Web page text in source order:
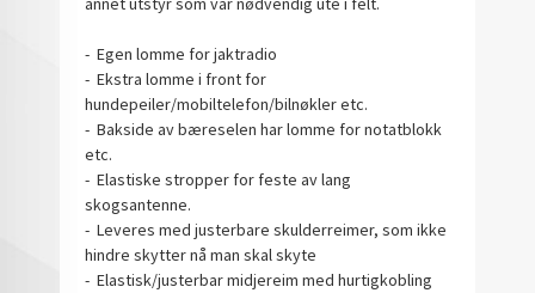
- Egen lomme for jaktradio
- Ekstra lomme i front for
hundepeiler/mobiltelefon/bilnøkler etc.
- Bakside av bæreselen har lomme for notatblokk
etc.
- Elastiske stropper for feste av lang
skogsantenne.
- Leveres med justerbare skulderreimer, som ikke
hindre skytter nå man skal skyte
- Elastisk/justerbar midjereim med hurtigkobling